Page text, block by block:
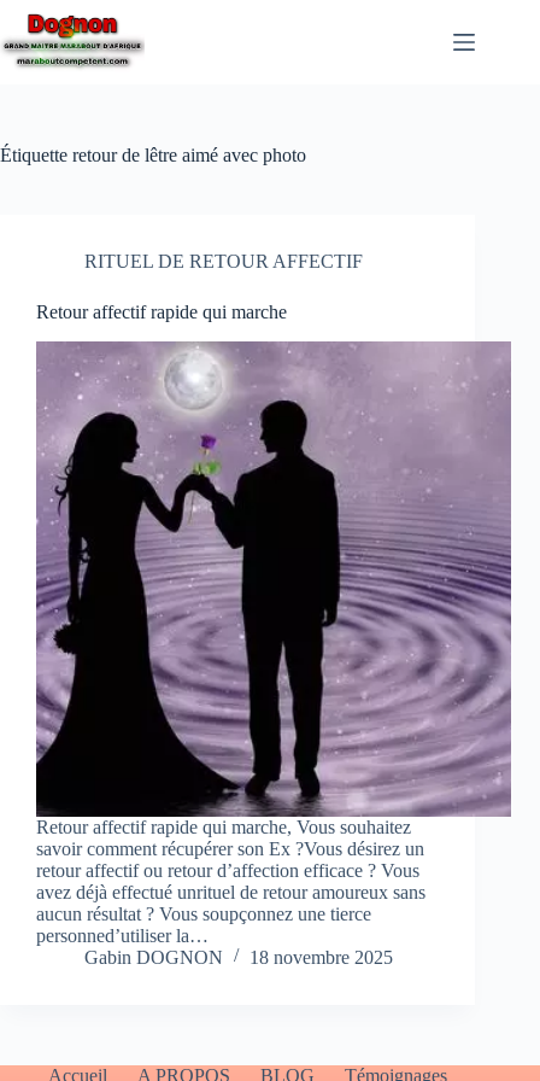
Étiquette retour de lêtre aimé avec photo
RITUEL DE RETOUR AFFECTIF
Retour affectif rapide qui marche
Retour affectif rapide qui marche, Vous souhaitez
savoir comment récupérer son Ex ?Vous désirez un
retour affectif ou retour d’affection efficace ? Vous
avez déjà effectué unrituel de retour amoureux sans
aucun résultat ? Vous soupçonnez une tierce
personned’utiliser la…
Gabin DOGNON
18 novembre 2025
Accueil A PROPOS BLOG Témoignages